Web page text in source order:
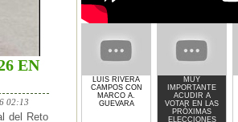
EN
02:13
del Reto
LUIS RIVERA
CAMPOS CON
MARCO A.
GUEVARA
MUY
IMPORTANTE
ACUDIR A
VOTAR EN LAS
PRÓXIMAS
ELECCIONES